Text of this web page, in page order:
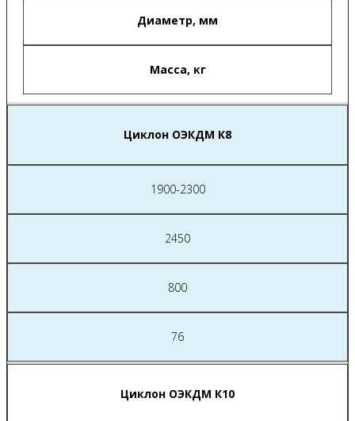
Диаметр, мм
Масса, кг
Циклон ОЭКДМ К8
1900-2300
2450
800
76
Циклон ОЭКДМ К10